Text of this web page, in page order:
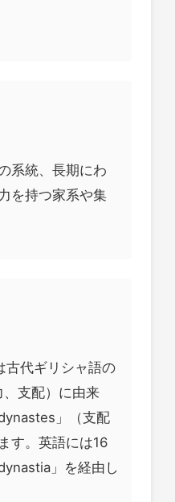
系統、長期にわ
を持つ家系や集
古代ギリシャ語の
、支配）に由来
」（支配
す。英語には16
」を経由し